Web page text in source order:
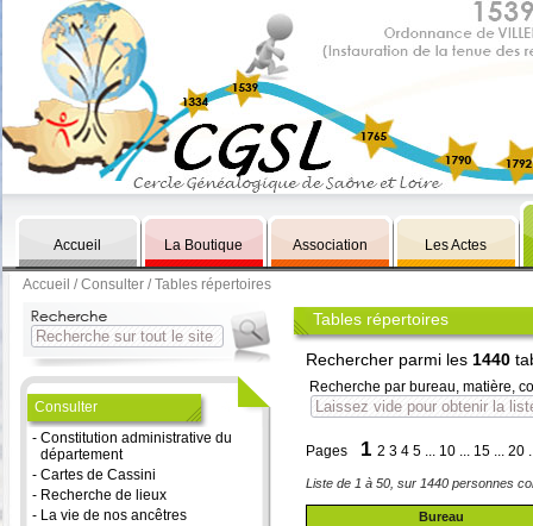
Accueil La Boutique Association Les Actes
Accueil /Consulter / Tables répertoires
Consulter
- Constitution administrative du
département
- Cartes de Cassini
- Recherche de lieux
- La vie de nos ancêtres
Tables répertoires
Rechercher parmi les 1440
Recherche par bureau, matière,
Pages 1 2 3 4 5 ... 10 ... 15 ... 20
Liste de 1 à 50, sur 1440 personnes
Bureau